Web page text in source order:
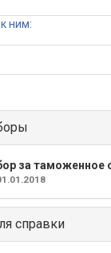
ним:
за таможенное
справки